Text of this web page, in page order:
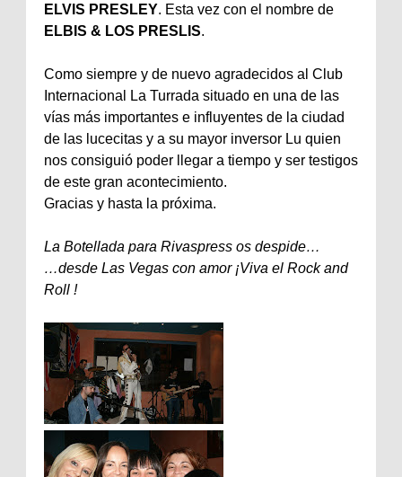
ELVIS PRESLEY. Esta vez con el nombre de
ELBIS & LOS PRESLIS.
Como siempre y de nuevo agradecidos al Club
Internacional La Turrada situado en una de las
vías más importantes e influyentes de la ciudad
de las lucecitas y a su mayor inversor Lu quien
nos consiguió poder llegar a tiempo y ser testigos
de este gran acontecimiento.
Gracias y hasta la próxima.
La Botellada para Rivaspress os despide…
…desde Las Vegas con amor ¡Viva el Rock and
Roll !